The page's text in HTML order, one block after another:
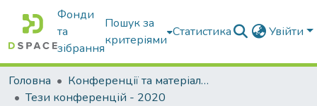
Фонди
та
зібрання
Пошук за
критеріями
Статистика Увійти
Головна
Конференції та матеріали конференцій
Тези конференцій - 2020